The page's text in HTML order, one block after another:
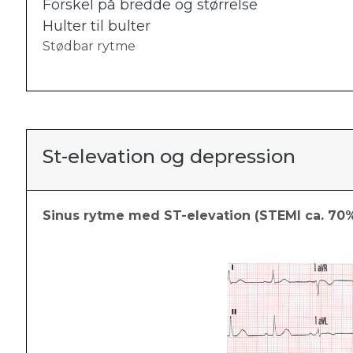
Forskel på bredde og størrelse
Hulter til bulter
Stødbar rytme
St-elevation og depression
Sinus rytme med ST-elevation (STEMI ca.